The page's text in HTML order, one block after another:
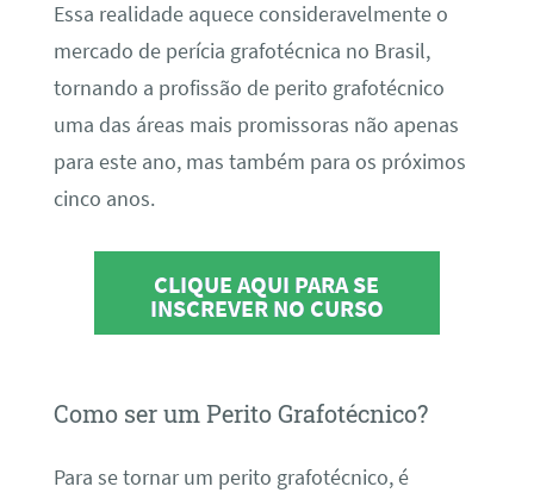
Essa realidade aquece consideravelmente o
mercado de perícia grafotécnica no Brasil,
tornando a profissão de perito grafotécnico
uma das áreas mais promissoras não apenas
para este ano, mas também para os próximos
cinco anos.
CLIQUE AQUI PARA SE
INSCREVER NO CURSO
Como ser um Perito Grafotécnico?
Para se tornar um perito grafotécnico, é